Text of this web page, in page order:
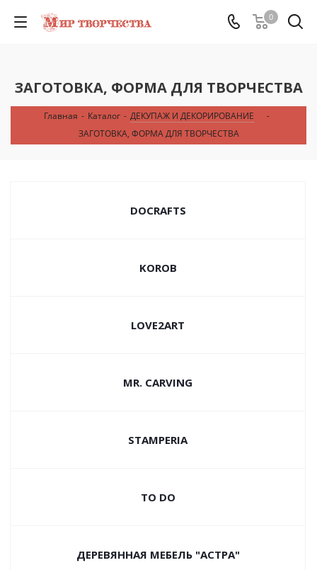
0
ЗАГОТОВКА, ФОРМА ДЛЯ ТВОРЧЕСТВА
Главная - Каталог - ДЕКУПАЖ И ДЕКОРИРОВАНИЕ
-
ЗАГОТОВКА, ФОРМА ДЛЯ ТВОРЧЕСТВА
DOCRAFTS
KOROB
LOVE2ART
MR. CARVING
STAMPERIA
TO DO
ДЕРЕВЯННАЯ МЕБЕЛЬ "АСТРА"